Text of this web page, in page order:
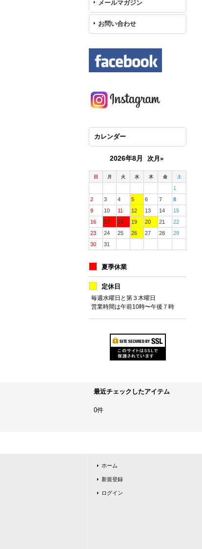
メールマガジン
お問い合わせ
カレンダー
2026年8月 次月»
日 月 火 水 木 金 土
1
2
3 4 5 6 7
8
9
10 11 12 13 14
15
16
17 18 19 20 21
22
23
24 25 26 27 28
29
30
31
夏季休業
定休日
毎週水曜日と第３木曜日
営業時間は午前10時〜午後７時
最近チェックしたアイテム
0件
ホーム
新規登録
ログイン